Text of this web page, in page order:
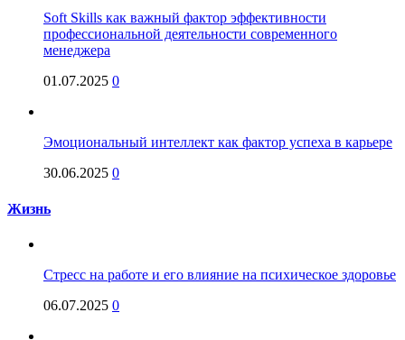
Soft Skills как важный фактор эффективности
профессиональной деятельности современного
менеджера
01.07.2025 0
Эмоциональный интеллект как фактор успеха в карьере
30.06.2025 0
Жизнь
Стресс на работе и его влияние на психическое здоровье
06.07.2025 0